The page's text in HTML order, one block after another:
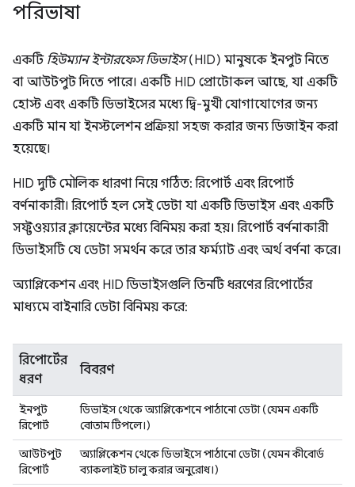
পরিভাষা
একটি হিউম্যান ইন্টারফেস ডিভাইস(HID) মানুষকে ইনপুট নিতে
বা আউটপুট দিতে পারে। একটি HID প্রোটোকল আছে, যা একটি
হোস্ট এবং একটি ডিভাইসের মধ্যে দ্বি-মুখী যোগাযোগের জন্য
একটি মান যা ইনস্টলেশন প্রক্রিয়া সহজ করার জন্য ডিজাইন করা
হয়েছে।
HID দুটি মৌলিক ধারণা নিয়ে গঠিত: রিপোর্ট এবং রিপোর্ট
বর্ণনাকারী। রিপোর্ট হল সেই ডেটা যা একটি ডিভাইস এবং একটি
সফ্টওয়্যার ক্লায়েন্টের মধ্যে বিনিময় করা হয়। রিপোর্ট বর্ণনাকারী
ডিভাইসটি যে ডেটা সমর্থন করে তার ফর্ম্যাট এবং অর্থ বর্ণনা করে।
অ্যাপ্লিকেশন এবং HID ডিভাইসগুলি তিনটি ধরণের রিপোর্টের
মাধ্যমে বাইনারি ডেটা বিনিময় করে:
রিপোর্টের
ধরণ
বিবরণ
ইনপুট
রিপোর্ট
ডিভাইস থেকে অ্যাপ্লিকেশনে পাঠানো ডেটা (যেমন একটি
বোতাম টিপলে।)
আউটপুট
রিপোর্ট
অ্যাপ্লিকেশন থেকে ডিভাইসে পাঠানো ডেটা (যেমন কীবোর্ড
ব্যাকলাইট চালু করার অনুরোধ।)